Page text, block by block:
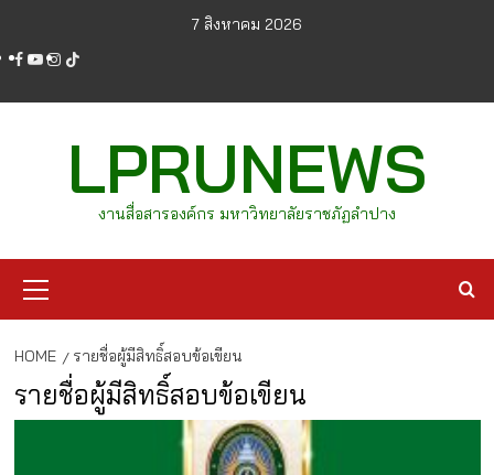
content
7 สิงหาคม 2026
facebook
youtube
instagram
tiktok
LPRUNEWS
งานสื่อสารองค์กร มหาวิทยาลัยราชภัฏลำปาง
Menu
HOME รายชื่อผู้มีสิทธิ์สอบข้อเขียน
รายชื่อผู้มีสิทธิ์สอบข้อเขียน